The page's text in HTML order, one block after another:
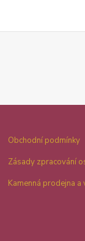
Obchodní podmínky
Zásady zpracování
Kamenná prodejna